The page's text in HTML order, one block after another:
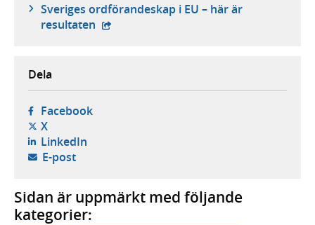
Sveriges ordförandeskap i EU – här är
resultaten - extern webbplats,
Dela
Facebook- öppnas i ny flik, extern webbplats,
X- öppnas i ny flik, extern webbplats,
LinkedIn- öppnas i ny flik, extern webbplats,
E-post- öppnar din e-postklient,
Sidan är uppmärkt med följande
kategorier: